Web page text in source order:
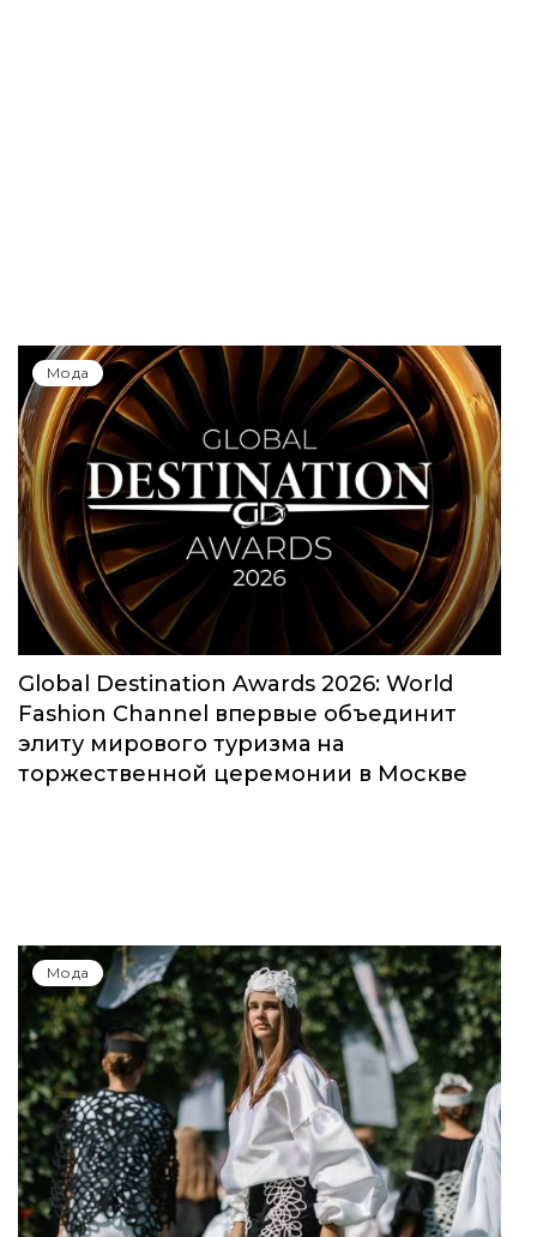
Мода
Global Destination Awards 2026: World
Fashion Channel впервые объединит
элиту мирового туризма на
торжественной церемонии в Москве
Мода